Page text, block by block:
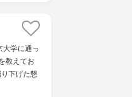
大学に通っ
教えてお
下げた懇